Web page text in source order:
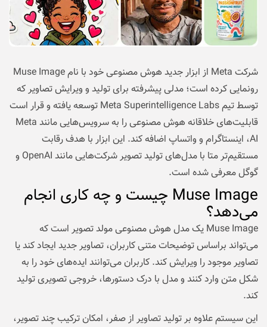
شرکت Meta از ابزار جدید هوش مصنوعی خود با نام Muse Image
رونمایی کرده است؛ مدلی پیشرفته برای تولید و ویرایش تصاویر که
توسط تیم Meta Superintelligence Labs توسعه یافته و قرار است
قابلیت‌های خلاقانه هوش مصنوعی را به سرویس‌هایی مانند Meta
AI، اینستاگرام و واتساپ اضافه کند. این ابزار با هدف رقابت
مستقیم‌تر متا با مدل‌های تولید تصویر شرکت‌هایی مانند OpenAI و
گوگل معرفی شده است.
Muse Image چیست و چه کاری انجام
می‌دهد؟
Muse Image یک مدل هوش مصنوعی مولد تصویر است که
می‌تواند براساس توضیحات متنی کاربران، تصاویر جدید ایجاد کند یا
تصاویر موجود را ویرایش کند. کاربران می‌توانند ایده‌های خود را به
شکل متن وارد کنند و مدل با درک دستورها، خروجی تصویری تولید
کند.
این سیستم علاوه بر تولید تصاویر از صفر، امکان ترکیب چند تصویر،